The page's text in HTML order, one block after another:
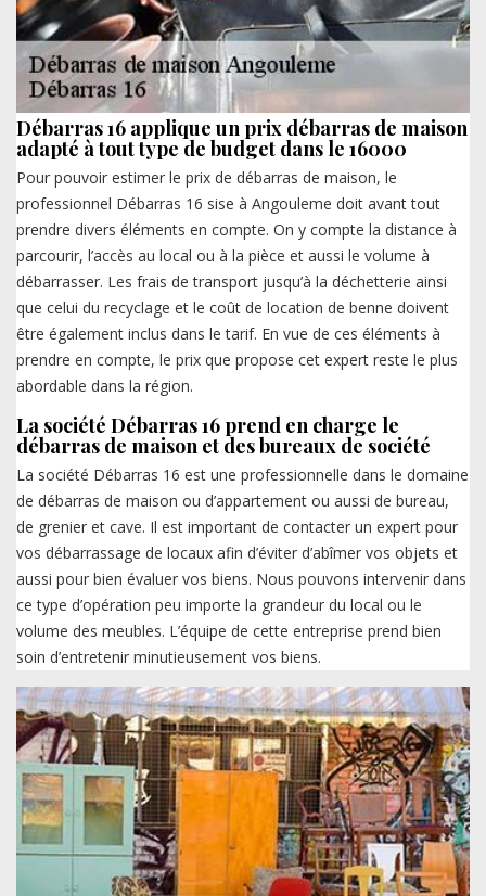
Débarras 16 applique un prix débarras de maison
adapté à tout type de budget dans le 16000
Pour pouvoir estimer le prix de débarras de maison, le
professionnel Débarras 16 sise à Angouleme doit avant tout
prendre divers éléments en compte. On y compte la distance à
parcourir, l’accès au local ou à la pièce et aussi le volume à
débarrasser. Les frais de transport jusqu’à la déchetterie ainsi
que celui du recyclage et le coût de location de benne doivent
être également inclus dans le tarif. En vue de ces éléments à
prendre en compte, le prix que propose cet expert reste le plus
abordable dans la région.
La société Débarras 16 prend en charge le
débarras de maison et des bureaux de société
La société Débarras 16 est une professionnelle dans le domaine
de débarras de maison ou d’appartement ou aussi de bureau,
de grenier et cave. Il est important de contacter un expert pour
vos débarrassage de locaux afin d’éviter d’abîmer vos objets et
aussi pour bien évaluer vos biens. Nous pouvons intervenir dans
ce type d’opération peu importe la grandeur du local ou le
volume des meubles. L’équipe de cette entreprise prend bien
soin d’entretenir minutieusement vos biens.